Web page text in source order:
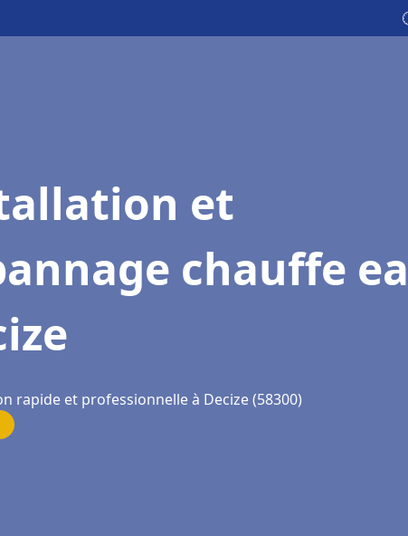
et
chauffe
rapide et professionnelle à Decize (58300)